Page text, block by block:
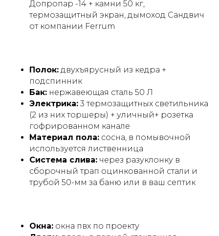
Допропар -14 + камни 50 кг,
термозащитный экран, дымоход Сандвич
от компании Ferrum
Полок: двухъярусный из кедра +
подспинник
Бак: нержавеющая сталь 50 Л
Электрика: 3 термозащитных светильника
(2 из них торшеры) + уличный+ розетка
гофрированном канале
Материал пола: сосна, в помывочной
используется лиственница
Система слива: через разуклонку в
сборочный трап оцинкованной стали и
трубой 50-мм за баню или в ваш септик
Окна: окна пвх по проекту